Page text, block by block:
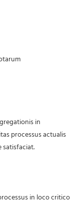
in
processus actualis
satisfaciat.
in loco critico